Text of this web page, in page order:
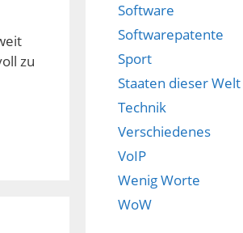
zu
Software
Softwarepatente
Sport
Staaten dieser Welt
Technik
Verschiedenes
VoIP
Wenig Worte
WoW